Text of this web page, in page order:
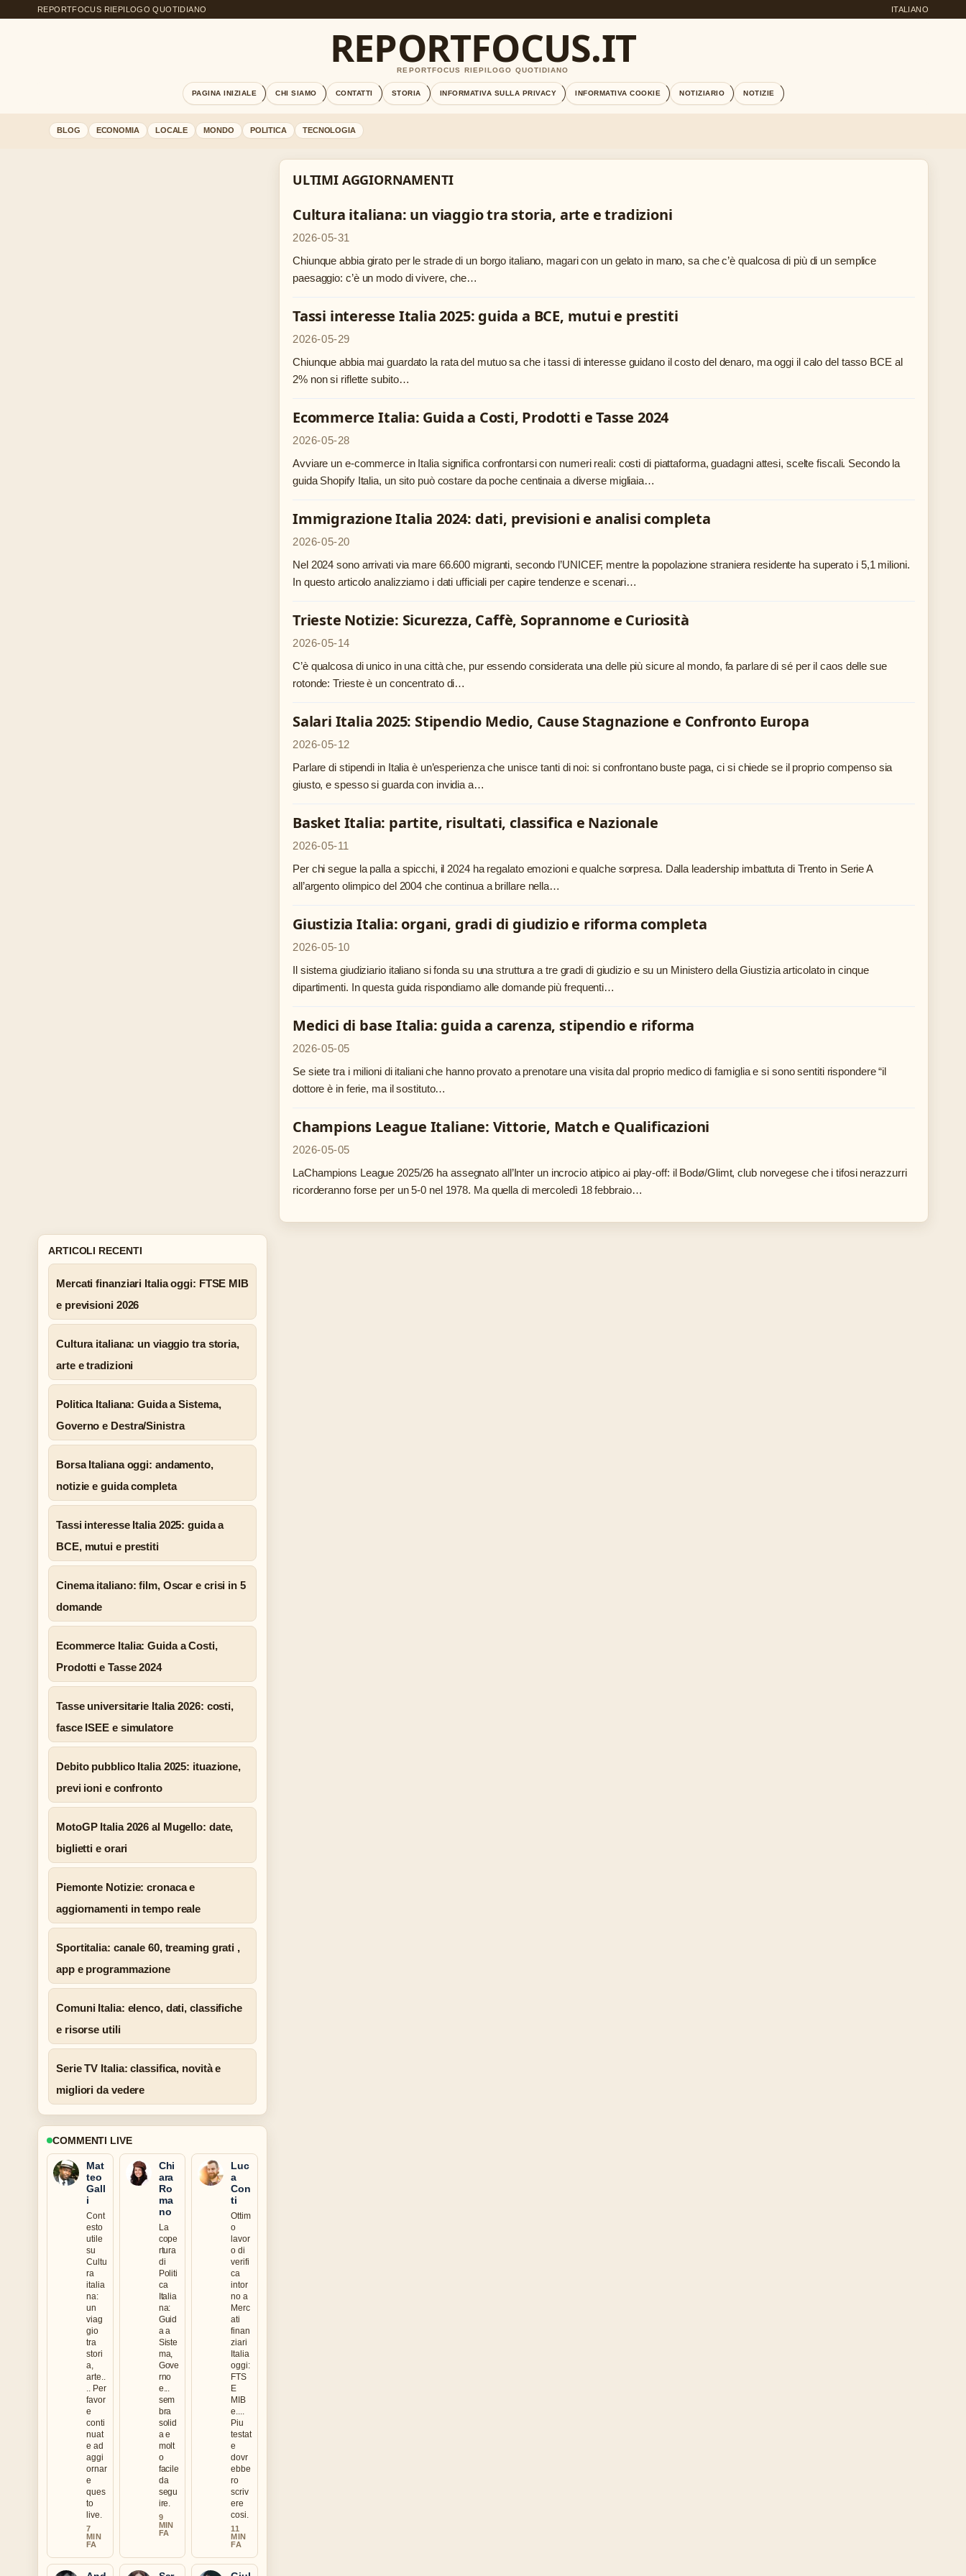
REPORTFOCUS RIEPILOGO QUOTIDIANO ITALIANO
REPORTFOCUS.IT
REPORTFOCUS RIEPILOGO QUOTIDIANO
PAGINA INIZIALE CHI SIAMO CONTATTI STORIA INFORMATIVA SULLA PRIVACY INFORMATIVA COOKIE NOTIZIARIO NOTIZIE
BLOG ECONOMIA LOCALE MONDO POLITICA TECNOLOGIA
ULTIMI AGGIORNAMENTI
Cultura italiana: un viaggio tra storia, arte e tradizioni
2026-05-31
Chiunque abbia girato per le strade di un borgo italiano, magari con un gelato in mano, sa che c’è qualcosa di più di un semplice
paesaggio: c’è un modo di vivere, che…
Tassi interesse Italia 2025: guida a BCE, mutui e prestiti
2026-05-29
Chiunque abbia mai guardato la rata del mutuo sa che i tassi di interesse guidano il costo del denaro, ma oggi il calo del tasso BCE al
2% non si riflette subito…
Ecommerce Italia: Guida a Costi, Prodotti e Tasse 2024
2026-05-28
Avviare un e-commerce in Italia significa confrontarsi con numeri reali: costi di piattaforma, guadagni attesi, scelte fiscali. Secondo la
guida Shopify Italia, un sito può costare da poche centinaia a diverse migliaia…
Immigrazione Italia 2024: dati, previsioni e analisi completa
2026-05-20
Nel 2024 sono arrivati via mare 66.600 migranti, secondo l’UNICEF, mentre la popolazione straniera residente ha superato i 5,1 milioni.
In questo articolo analizziamo i dati ufficiali per capire tendenze e scenari…
Trieste Notizie: Sicurezza, Caffè, Soprannome e Curiosità
2026-05-14
C’è qualcosa di unico in una città che, pur essendo considerata una delle più sicure al mondo, fa parlare di sé per il caos delle sue
rotonde: Trieste è un concentrato di…
Salari Italia 2025: Stipendio Medio, Cause Stagnazione e Confronto Europa
2026-05-12
Parlare di stipendi in Italia è un’esperienza che unisce tanti di noi: si confrontano buste paga, ci si chiede se il proprio compenso sia
giusto, e spesso si guarda con invidia a…
Basket Italia: partite, risultati, classifica e Nazionale
2026-05-11
Per chi segue la palla a spicchi, il 2024 ha regalato emozioni e qualche sorpresa. Dalla leadership imbattuta di Trento in Serie A
all’argento olimpico del 2004 che continua a brillare nella…
Giustizia Italia: organi, gradi di giudizio e riforma completa
2026-05-10
Il sistema giudiziario italiano si fonda su una struttura a tre gradi di giudizio e su un Ministero della Giustizia articolato in cinque
dipartimenti. In questa guida rispondiamo alle domande più frequenti…
Medici di base Italia: guida a carenza, stipendio e riforma
2026-05-05
Se siete tra i milioni di italiani che hanno provato a prenotare una visita dal proprio medico di famiglia e si sono sentiti rispondere “il
dottore è in ferie, ma il sostituto…
Champions League Italiane: Vittorie, Match e Qualificazioni
2026-05-05
LaChampions League 2025/26 ha assegnato all’Inter un incrocio atipico ai play-off: il Bodø/Glimt, club norvegese che i tifosi nerazzurri
ricorderanno forse per un 5-0 nel 1978. Ma quella di mercoledì 18 febbraio…
ARTICOLI RECENTI
Mercati finanziari Italia oggi: FTSE MIB
e previsioni 2026
Cultura italiana: un viaggio tra storia,
arte e tradizioni
Politica Italiana: Guida a Sistema,
Governo e Destra/Sinistra
Borsa Italiana oggi: andamento,
notizie e guida completa
Tassi interesse Italia 2025: guida a
BCE, mutui e prestiti
Cinema italiano: film, Oscar e crisi in 5
domande
Ecommerce Italia: Guida a Costi,
Prodotti e Tasse 2024
Tasse universitarie Italia 2026: costi,
fasce ISEE e simulatore
Debito pubblico Italia 2025: ituazione,
previ ioni e confronto
MotoGP Italia 2026 al Mugello: date,
biglietti e orari
Piemonte Notizie: cronaca e
aggiornamenti in tempo reale
Sportitalia: canale 60, treaming grati ,
app e programmazione
Comuni Italia: elenco, dati, classifiche
e risorse utili
Serie TV Italia: classifica, novità e
migliori da vedere
COMMENTI LIVE
Mat
teo
Gall
i
Cont
esto
utile
su
Cultu
ra
italia
na:
un
viag
gio
tra
stori
a,
arte..
.. Per
favor
e
conti
nuat
e ad
aggi
ornar
e
ques
to
live.
7
MIN
FA
Chi
ara
Ro
ma
no
La
cope
rtura
di
Politi
ca
Italia
na:
Guid
a a
Siste
ma,
Gove
rno
e...
sem
bra
solid
a e
molt
o
facile
da
segu
ire.
9
MIN
FA
Luc
a
Con
ti
Ottim
o
lavor
o di
verifi
ca
intor
no a
Merc
ati
finan
ziari
Italia
oggi:
FTS
E
MIB
e....
Piu
testat
e
dovr
ebbe
ro
scriv
ere
cosi.
11
MIN
FA